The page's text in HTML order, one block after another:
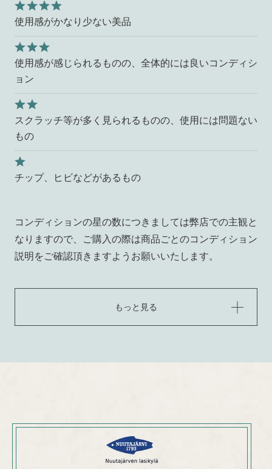
使用感がかなり少ない美品
使用感が感じられるものの、全体的には良いコンディシ
ョン
スクラッチ等が多く見られるものの、使用には問題ない
もの
チップ、ヒビなどがあるもの
コンディションの星の数につきましては弊店での主観と
なりますので、ご購入の際は商品ごとのコンディション
説明をご確認頂きますようお願いいたします。
もっと見る